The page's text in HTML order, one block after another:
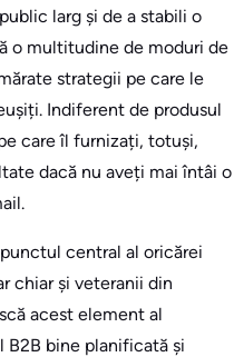
larg și de a stabili o
o multitudine de moduri de
strategii pe care le
Indiferent de produsul
care îl furnizați, totuși,
dacă nu aveți mai întâi o
central al oricărei
chiar și veteranii din
acest element al
bine planificată și